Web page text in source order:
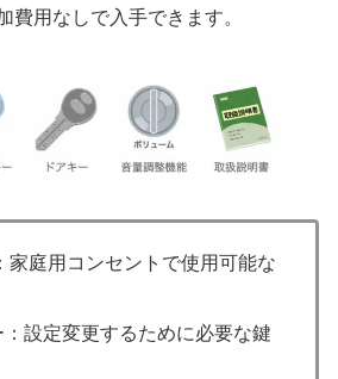
費用なしで入手できます。
家庭用コンセントで使用可能な
設定変更するために必要な鍵